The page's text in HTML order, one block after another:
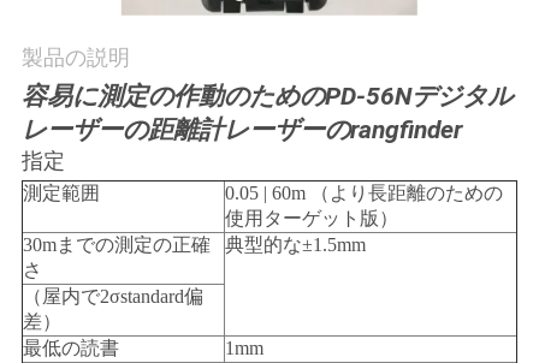
に
連
絡
し
な
さ
い
製品の説明
容易に測定の作動のためのPD-56Nデジタル
レーザーの距離計レーザーのrangfinder
指定
測定範囲
0.05 | 60m （より長距離のための
使用ターゲット版）
30mまでの測定の正確
さ
典型的な±1.5mm
（屋内で2σstandard偏
差）
最低の読書
1mm